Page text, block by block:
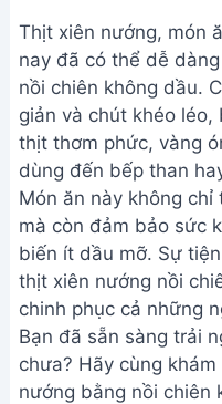
Thịt xiên nướng, món
nay đã có thể dễ
nồi chiên không dầu.
giản và chút khéo léo,
thịt thơm phức, vàng
dùng đến bếp than
Món ăn này không
mà còn đảm bảo sức
biến ít dầu mỡ. Sự
thịt xiên nướng nồi
chinh phục cả những
Bạn đã sẵn sàng trải
chưa? Hãy cùng
nướng bằng nồi chiên